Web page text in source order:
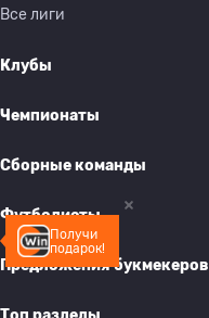
Получи
подарок!
Все лиги
Клубы
Чемпионаты
Сборные команды
Футболисты
Предложения букмекеров